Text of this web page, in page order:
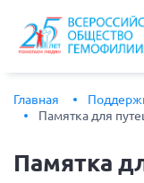
Главная
Памятка для
Памятка